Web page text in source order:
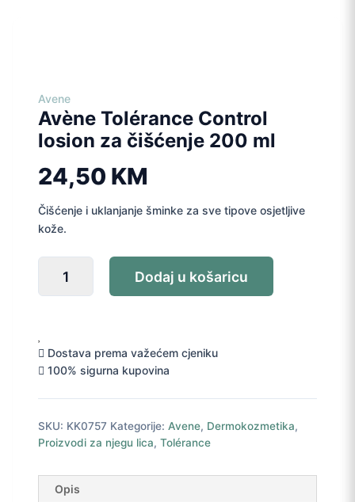
Avene
Avène Tolérance Control
losion za čišćenje 200 ml
24,50 KM
Čišćenje i uklanjanje šminke za sve tipove osjetljive
kože.
Tolérance
Control
čišćenje
200
količina
Dodaj u košaricu
Dostava prema važećem cjeniku
100% sigurna kupovina
SKU: KK0757 Kategorije: Avene, Dermokozmetika,
Proizvodi za njegu lica, Tolérance
Opis